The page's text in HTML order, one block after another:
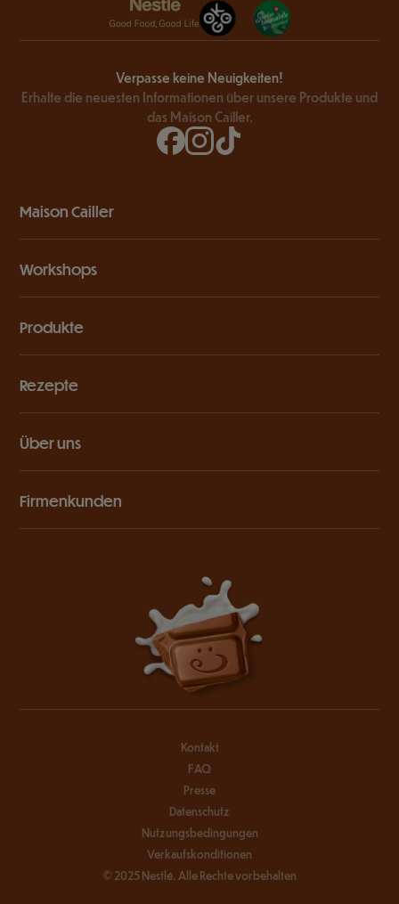
Verpasse keine Neuigkeiten!
Erhalte die neuesten Informationen über unsere Produkte und
das Maison Cailler.
Maison Cailler
Workshops
Produkte
Rezepte
Über uns
Firmenkunden
Kontakt
FAQ
Presse
Datenschutz
Nutzungsbedingungen
Verkaufskonditionen
© 2025 Nestlé. Alle Rechte vorbehalten